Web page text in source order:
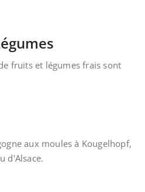
fruits et légumes frais sont
aux moules à Kougelhopf,
d'Alsace.